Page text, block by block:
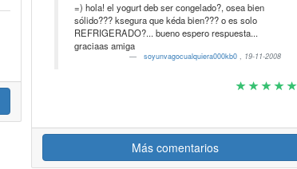
=) hola! el yogurt deb ser congelado?, osea bien
sólido??? ksegura que kéda bien??? o es solo
REFRIGERADO?... bueno espero respuesta...
graciaas amiga
soyunvagocualquiera000kb0, 19-11-2008
Más comentarios